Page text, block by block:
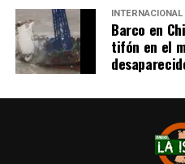
Fernando Jara (padre)
19.968.680-1
Banco Falabella, cuenta
11510154944
INTERNACIONAL
Barco en
tifón en el